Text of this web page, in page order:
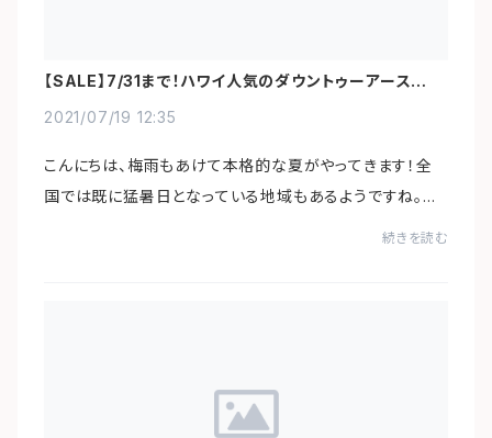
【SALE】7/31まで！ハワイ人気のダウントゥーアースの麻
2021/07/19 12:35
こんにちは、梅雨もあけて本格的な夏がやってきます！全
国では既に猛暑日となっている地域もあるようですね。夏
続きを読む